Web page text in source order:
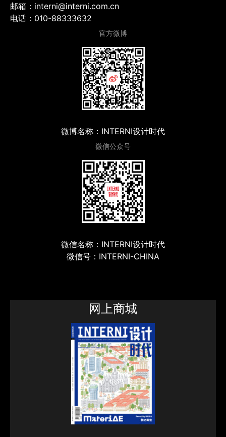
邮箱：interni@interni.com.cn
电话：010-88333632
官方微博
微博名称：INTERNI设计时代
微信公众号
微信名称：INTERNI设计时代
微信号：INTERNI-CHINA
网上商城